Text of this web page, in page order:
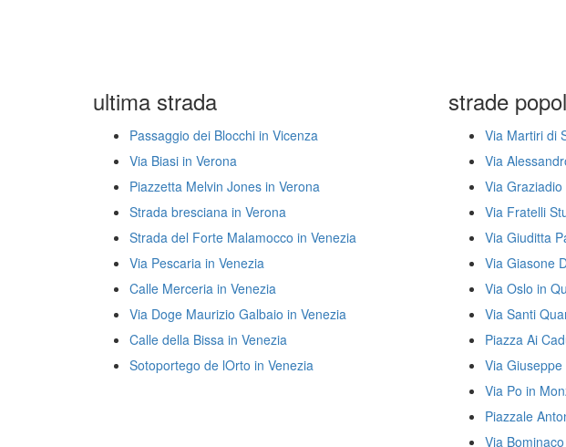
ultima strada
Passaggio dei Blocchi in Vicenza
Via Biasi in Verona
Piazzetta Melvin Jones in Verona
Strada bresciana in Verona
Strada del Forte Malamocco in Venezia
Via Pescaria in Venezia
Calle Merceria in Venezia
Via Doge Maurizio Galbaio in Venezia
Calle della Bissa in Venezia
Sotoportego de lOrto in Venezia
strade
Via Martiri di
Via
Via
Via Fratelli
Via Giuditta
Via Giasone
Via Oslo in
Via Santi
Piazza Ai
Via
Via Po in
Piazzale
Via